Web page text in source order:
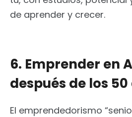
de aprender y crecer.
6. Emprender en
después de los
El emprendedorismo